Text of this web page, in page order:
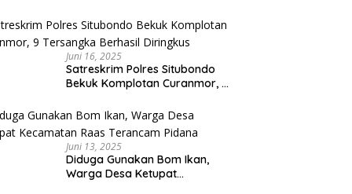
Juni 16, 2025
Satreskrim Polres Situbondo
Bekuk Komplotan Curanmor, 9
Juni 13, 2025
Diduga Gunakan Bom Ikan,
Warga Desa Ketupat